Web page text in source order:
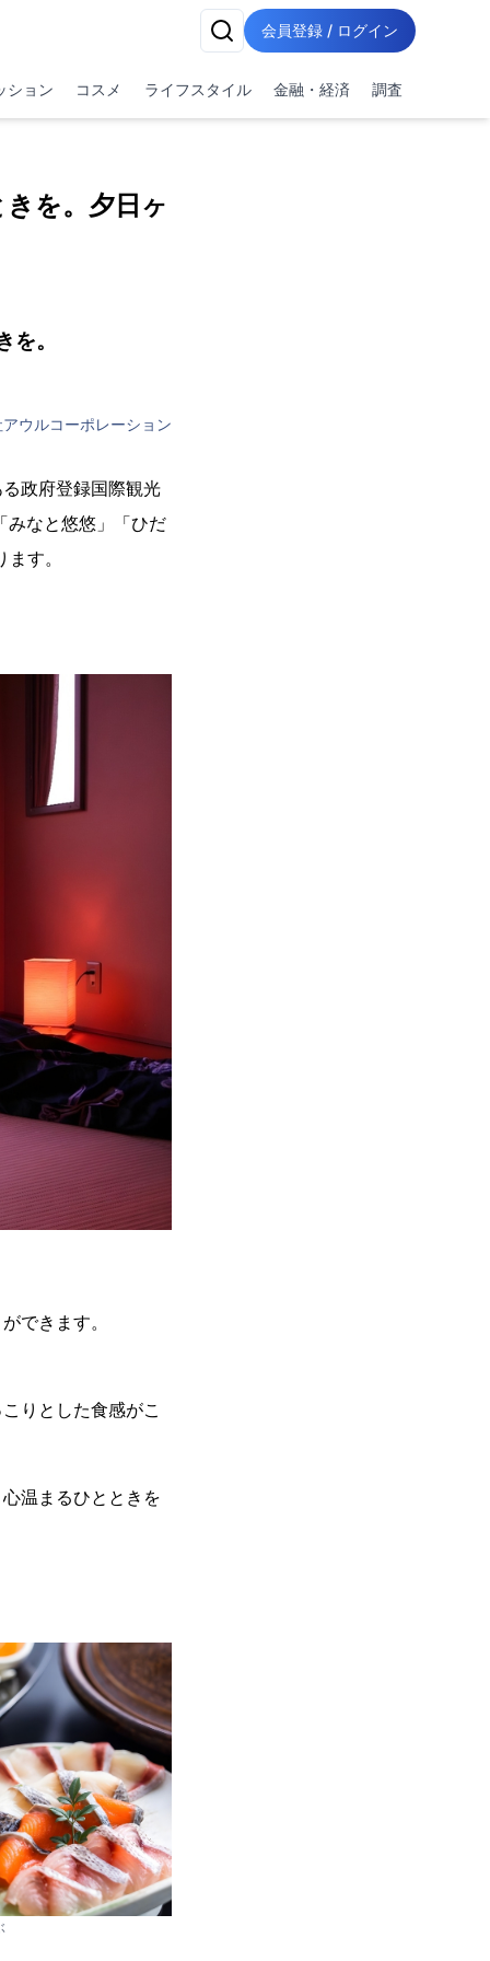
会員登録 / ログイン
ション コスメ ライフスタイル 金融・経済 調査
を。夕日ヶ
。
ウルコーポレーション
政府登録国際観光
みなと悠悠」「ひだ
す。
できます。
りとした食感がこ
温まるひとときを